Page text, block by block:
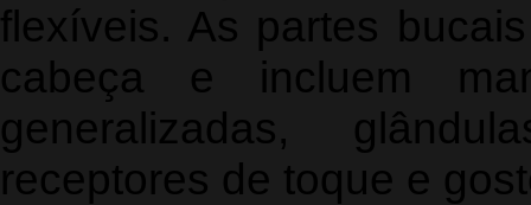
flexíveis. As partes
cabeça e incluem
generalizadas,
receptores de toque e